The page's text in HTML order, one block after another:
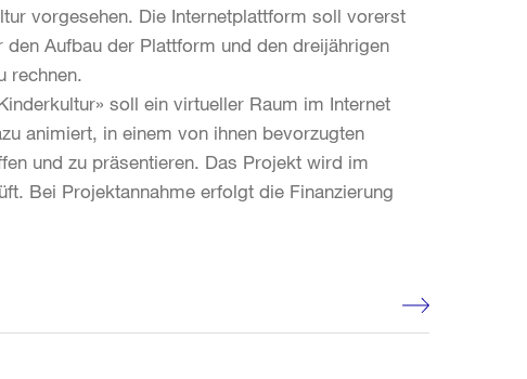
vorgesehen. Die Internetplattform soll vorerst
Aufbau der Plattform und den dreijährigen
rechnen.
soll ein virtueller Raum im Internet
animiert, in einem von ihnen bevorzugten
und zu präsentieren. Das Projekt wird im
Bei Projektannahme erfolgt die Finanzierung